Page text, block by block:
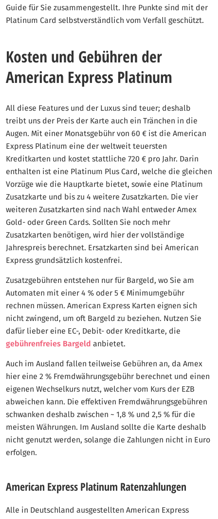
Guide für Sie zusammengestellt. Ihre Punkte sind mit der
Platinum Card selbstverständlich vom Verfall geschützt.
Kosten und Gebühren der
American Express Platinum
All diese Features und der Luxus sind teuer; deshalb
treibt uns der Preis der Karte auch ein Tränchen in die
Augen. Mit einer Monatsgebühr von 60 € ist die American
Express Platinum eine der weltweit teuersten
Kreditkarten und kostet stattliche 720 € pro Jahr. Darin
enthalten ist eine Platinum Plus Card, welche die gleichen
Vorzüge wie die Hauptkarte bietet, sowie eine Platinum
Zusatzkarte und bis zu 4 weitere Zusatzkarten. Die vier
weiteren Zusatzkarten sind nach Wahl entweder Amex
Gold- oder Green Cards. Sollten Sie noch mehr
Zusatzkarten benötigen, wird hier der vollständige
Jahrespreis berechnet. Ersatzkarten sind bei American
Express grundsätzlich kostenfrei.
Zusatzgebühren entstehen nur für Bargeld, wo Sie am
Automaten mit einer 4 % oder 5 € Minimumgebühr
rechnen müssen. American Express Karten eignen sich
nicht zwingend, um oft Bargeld zu beziehen. Nutzen Sie
dafür lieber eine EC-, Debit- oder Kreditkarte, die
gebührenfreies Bargeld anbietet.
Auch im Ausland fallen teilweise Gebühren an, da Amex
hier eine 2 % Fremdwährungsgebühr berechnet und einen
eigenen Wechselkurs nutzt, welcher vom Kurs der EZB
abweichen kann. Die effektiven Fremdwährungsgebühren
schwanken deshalb zwischen ~ 1,8 % und 2,5 % für die
meisten Währungen. Im Ausland sollte die Karte deshalb
nicht genutzt werden, solange die Zahlungen nicht in Euro
erfolgen.
American Express Platinum Ratenzahlungen
Alle in Deutschland ausgestellten American Express